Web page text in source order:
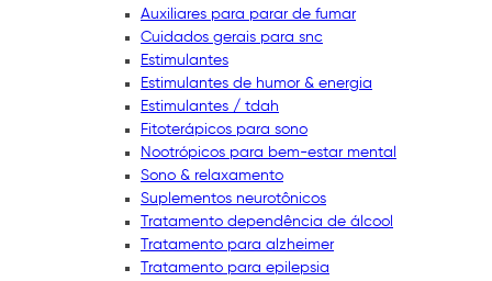
Auxiliares para parar de fumar
Cuidados gerais para snc
Estimulantes
Estimulantes de humor & energia
Estimulantes / tdah
Fitoterápicos para sono
Nootrópicos para bem-estar mental
Sono & relaxamento
Suplementos neurotônicos
Tratamento dependência de álcool
Tratamento para alzheimer
Tratamento para epilepsia